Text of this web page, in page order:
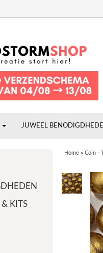
JUWEEL
KITS
Home» Coin -